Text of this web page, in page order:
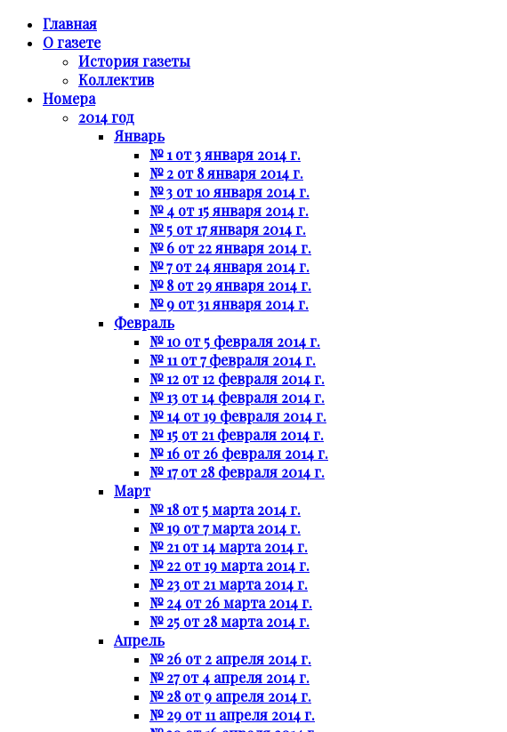
Главная
О газете
История газеты
Коллектив
Номера
2014 год
Январь
№ 1 от 3 января 2014 г.
№ 2 от 8 января 2014 г.
№ 3 от 10 января 2014 г.
№ 4 от 15 января 2014 г.
№ 5 от 17 января 2014 г.
№ 6 от 22 января 2014 г.
№ 7 от 24 января 2014 г.
№ 8 от 29 января 2014 г.
№ 9 от 31 января 2014 г.
Февраль
№ 10 от 5 февраля 2014 г.
№ 11 от 7 февраля 2014 г.
№ 12 от 12 февраля 2014 г.
№ 13 от 14 февраля 2014 г.
№ 14 от 19 февраля 2014 г.
№ 15 от 21 февраля 2014 г.
№ 16 от 26 февраля 2014 г.
№ 17 от 28 февраля 2014 г.
Март
№ 18 от 5 марта 2014 г.
№ 19 от 7 марта 2014 г.
№ 21 от 14 марта 2014 г.
№ 22 от 19 марта 2014 г.
№ 23 от 21 марта 2014 г.
№ 24 от 26 марта 2014 г.
№ 25 от 28 марта 2014 г.
Апрель
№ 26 от 2 апреля 2014 г.
№ 27 от 4 апреля 2014 г.
№ 28 от 9 апреля 2014 г.
№ 29 от 11 апреля 2014 г.